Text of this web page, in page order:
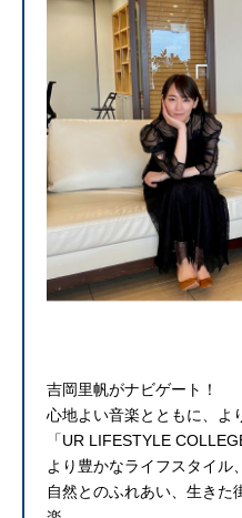
吉岡里帆がナビゲート！
心地よい音楽とともに、よ
「UR LIFESTYLE
より豊かなライフスタイル
自然とのふれあい、生きた